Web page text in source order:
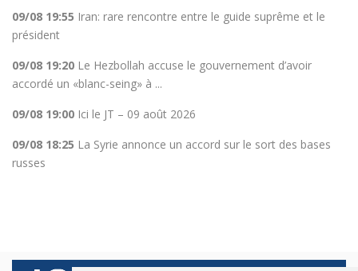
09/08 19:55 Iran: rare rencontre entre le guide suprême et le
président
09/08 19:20 Le Hezbollah accuse le gouvernement d’avoir
accordé un «blanc-seing» à ...
09/08 19:00 Ici le JT – 09 août 2026
09/08 18:25 La Syrie annonce un accord sur le sort des bases
russes